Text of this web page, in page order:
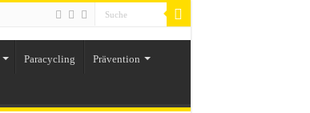
Paracycling Prävention